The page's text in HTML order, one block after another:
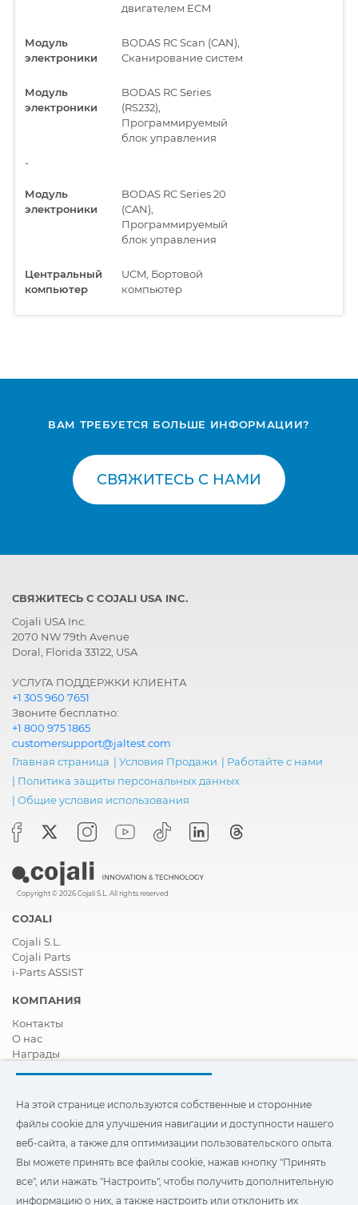
двигателем ECM
Модуль
электроники
BODAS RC Scan (CAN),
Сканирование систем
Модуль
электроники
BODAS RC Series
(RS232),
Программируемый
блок управления
-
Модуль
электроники
BODAS RC Series 20
(CAN),
Программируемый
блок управления
Центральный
компьютер
UCM, Бортовой
компьютер
ВАМ ТРЕБУЕТСЯ БОЛЬШЕ ИНФОРМАЦИИ?
СВЯЖИТЕСЬ С НАМИ
СВЯЖИТЕСЬ С COJALI USA INC.
Cojali USA Inc.
2070 NW 79th Avenue
Doral, Florida 33122, USA
УСЛУГА ПОДДЕРЖКИ КЛИЕНТА
+1 305 960 7651
Звоните бесплатно:
+1 800 975 1865
customersupport@jaltest.com
Главная страница | Условия Продажи | Работайте с нами
| Политика защиты персональных данных
| Общие условия использования
Copyright © 2026 Cojali S.L. All rights reserved
COJALI
Cojali S.L.
Cojali Parts
i-Parts ASSIST
КОМПАНИЯ
Контакты
О нас
Награды
Стать дистрибьютором
Видео
FAQ - ЧАСТО ЗАДАВАЕМЫЕ ВОПРОСЫ
Чтобы улучшить навигацию и доступ, а также
оптимизировать взаимодействие с пользователем, на этом
На этой странице используются собственные и сторонние
файлы cookie для улучшения навигации и доступности нашего
веб-сайта, а также для оптимизации пользовательского опыта.
Вы можете принять все файлы cookie, нажав кнопку "Принять
все", или нажать "Настроить", чтобы получить дополнительную
информацию о них, а также настроить или отклонить их